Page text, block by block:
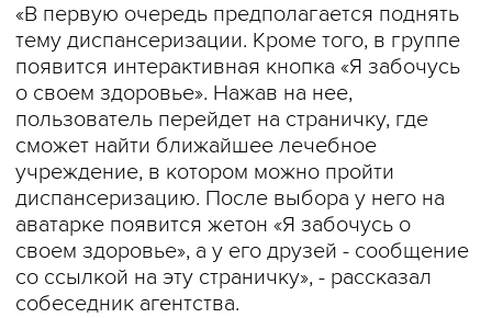
«В первую очередь предполагается поднять
тему диспансеризации. Кроме того, в группе
появится интерактивная кнопка «Я забочусь
о своем здоровье». Нажав на нее,
пользователь перейдет на страничку, где
сможет найти ближайшее лечебное
учреждение, в котором можно пройти
диспансеризацию. После выбора у него на
аватарке появится жетон «Я забочусь о
своем здоровье», а у его друзей - сообщение
со ссылкой на эту страничку», - рассказал
собеседник агентства.